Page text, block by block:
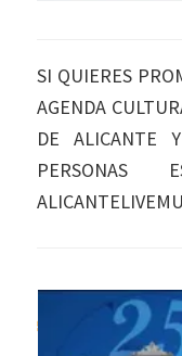
SI QUIERES
AGENDA
DE ALICANTE
PERSONAS